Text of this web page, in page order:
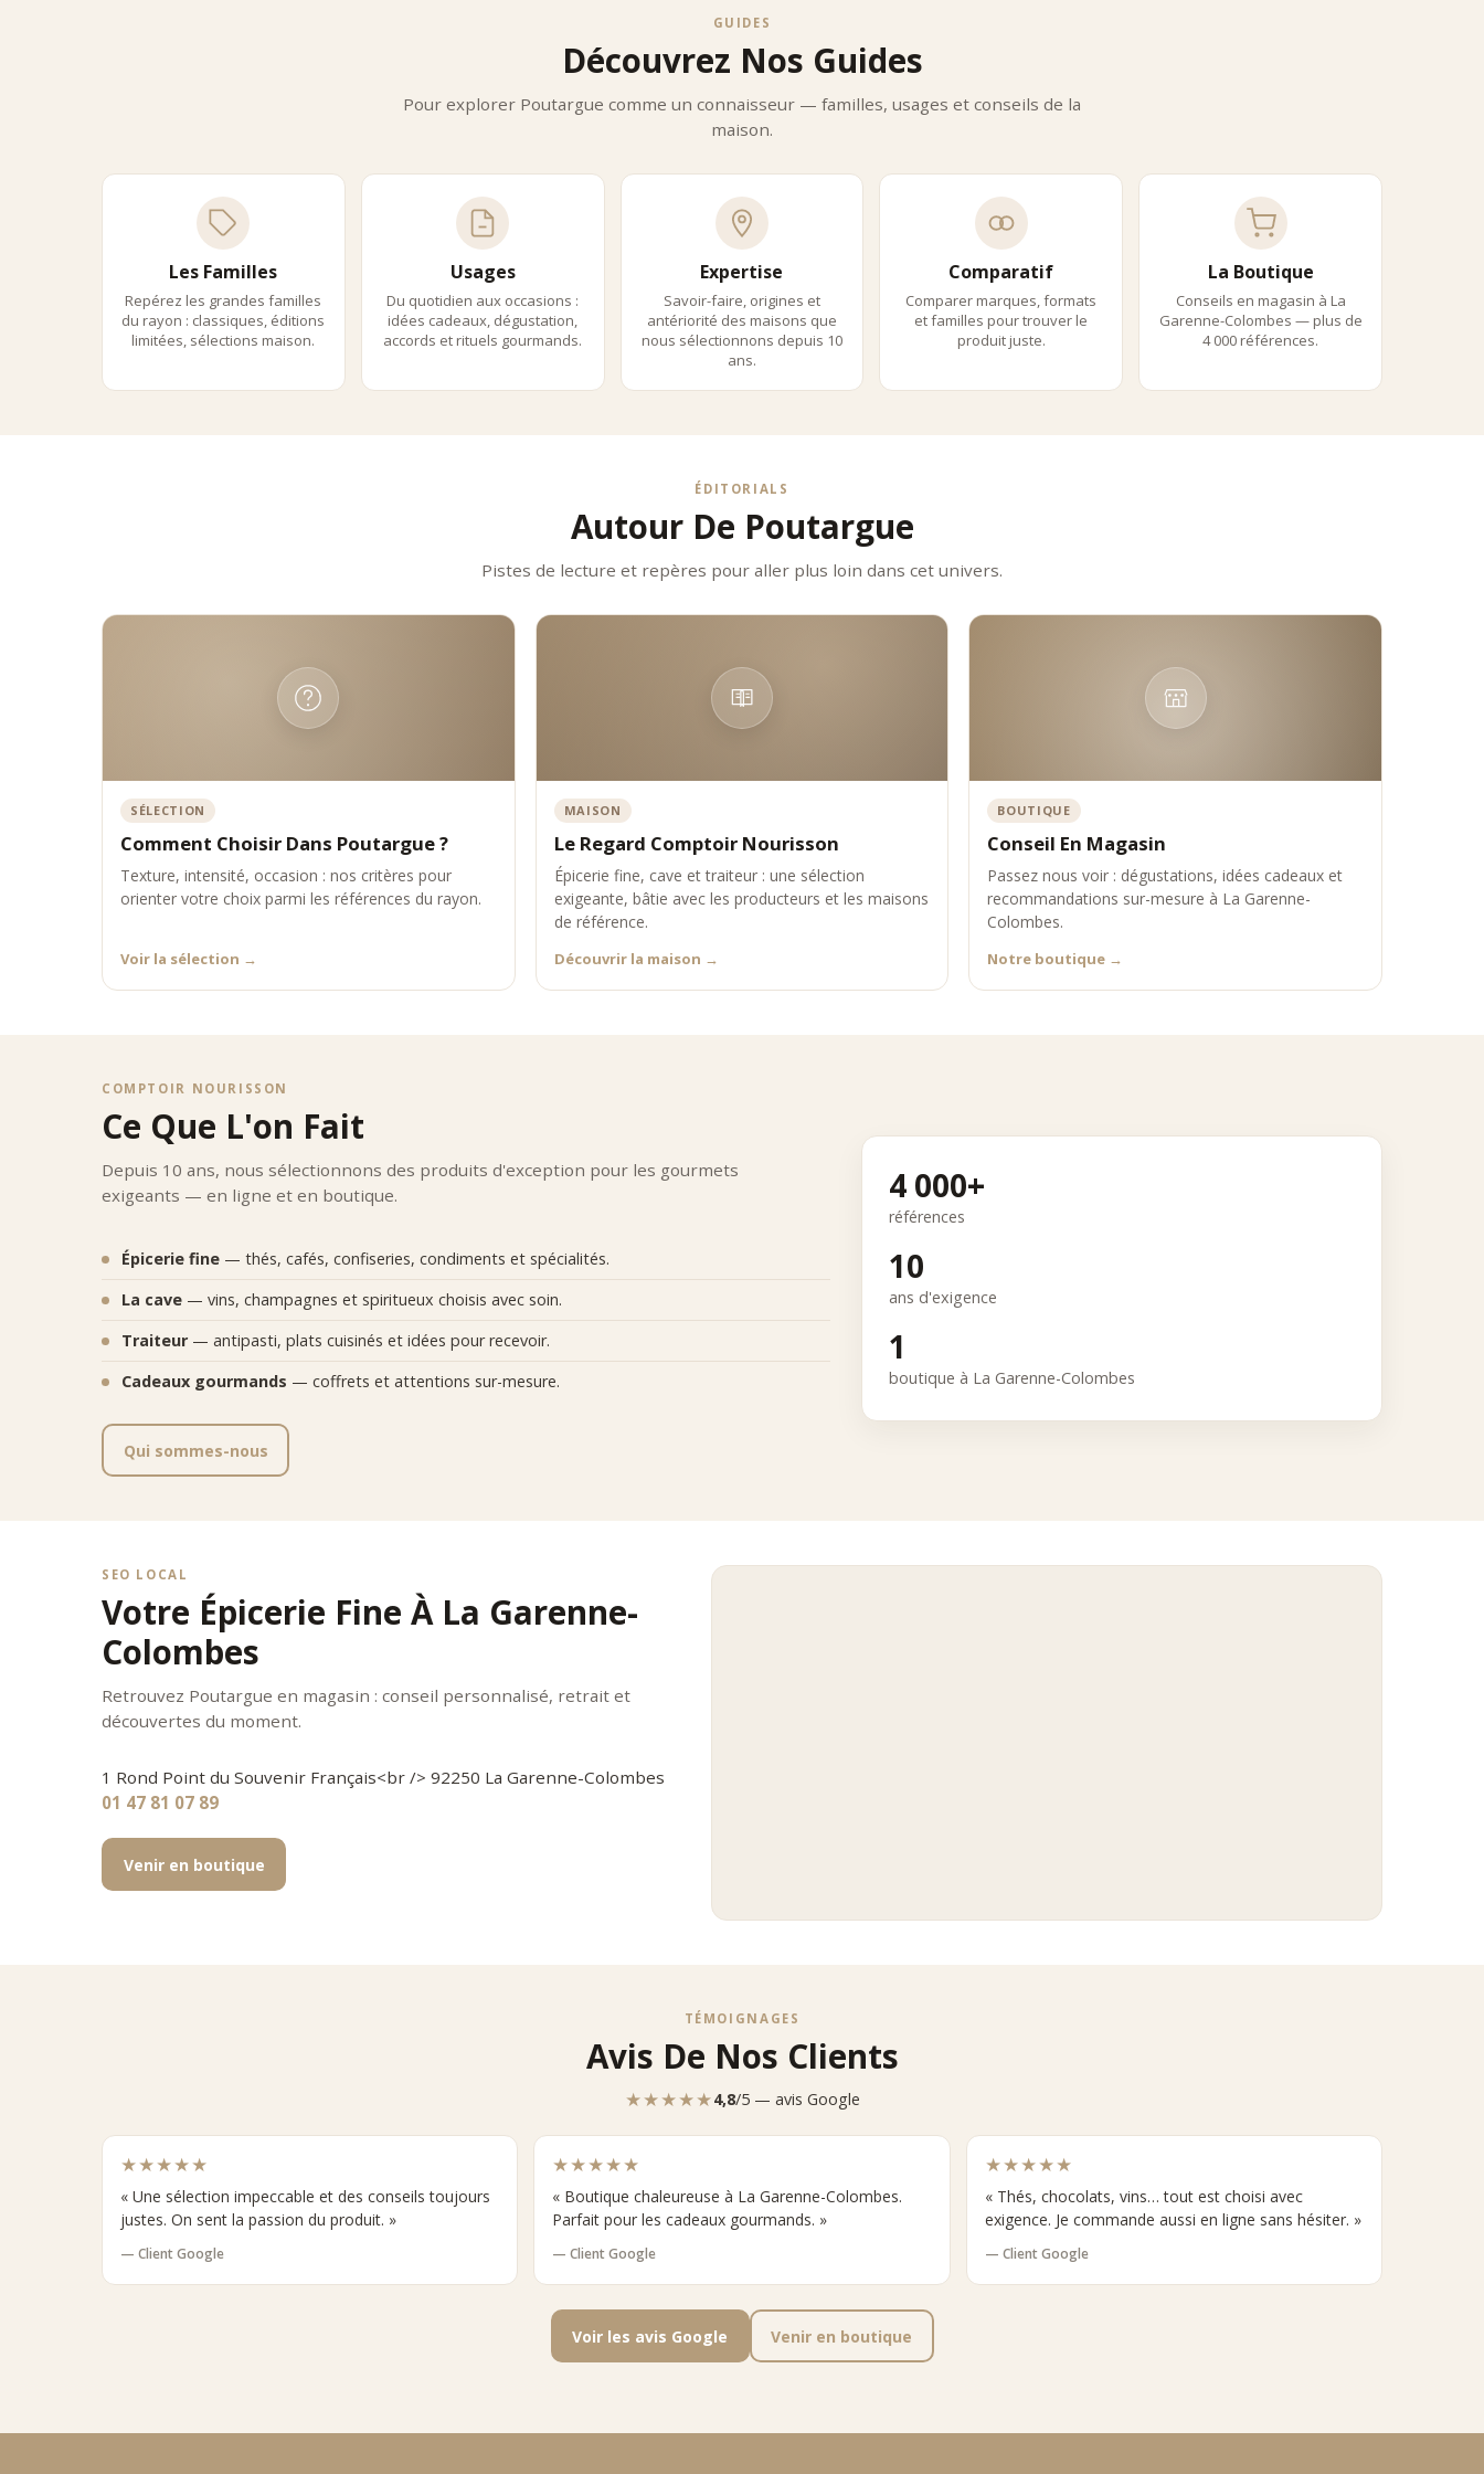
Comptoir Nourisson sélectionne la poutargue selon des critères identiques à ceux appliqués aux produits les plus prestigieux de l’épicerie
Notre exigence repose sur :
•Une origine clairement identifiée
•Une cohérence entre intensité, élégance et usage culinaire
Chaque poutargue référencée possède une identité gustative affirmée.
Comment Déguster La Poutargue Premium ?
• Des pâtes tièdes à l’huile d’olive
• Des œufs brouillés ou au plat
•Des pommes de terre vapeur
• Des toasts, blinis ou pain grillé
À une sélection rigoureuse de poutargues premium
À des maisons emblématiques et fiables
À une expérience d’achat premium et inspirante
durablement avec les plus grandes épiceries fines et maisons spécialisées.
GUIDES
Découvrez Nos Guides
Pour explorer Poutargue comme un connaisseur — familles, usages et conseils de la
maison.
Les Familles
Repérez les grandes familles
du rayon : classiques, éditions
limitées, sélections maison.
Usages
Du quotidien aux occasions :
idées cadeaux, dégustation,
accords et rituels gourmands.
Expertise
Savoir-faire, origines et
antériorité des maisons que
nous sélectionnons depuis 10
ans.
Comparatif
Comparer marques, formats
et familles pour trouver le
produit juste.
La Boutique
Conseils en magasin à La
Garenne-Colombes — plus de
4 000 références.
ÉDITORIALS
Autour De Poutargue
Pistes de lecture et repères pour aller plus loin dans cet univers.
SÉLECTION
Comment Choisir Dans Poutargue ?
Texture, intensité, occasion : nos critères pour
orienter votre choix parmi les références du rayon.
Voir la sélection →
MAISON
Le Regard Comptoir Nourisson
Épicerie fine, cave et traiteur : une sélection
exigeante, bâtie avec les producteurs et les maisons
de référence.
Découvrir la maison →
BOUTIQUE
Conseil En Magasin
Passez nous voir : dégustations, idées cadeaux et
recommandations sur-mesure à La Garenne-
Colombes.
Notre boutique →
COMPTOIR NOURISSON
Ce Que L'on Fait
Depuis 10 ans, nous sélectionnons des produits d'exception pour les gourmets
exigeants — en ligne et en boutique.
Épicerie fine — thés, cafés, confiseries, condiments et spécialités.
La cave — vins, champagnes et spiritueux choisis avec soin.
Traiteur — antipasti, plats cuisinés et idées pour recevoir.
Cadeaux gourmands — coffrets et attentions sur-mesure.
Qui sommes-nous
4 000+
références
10
ans d'exigence
1
boutique à La Garenne-Colombes
SEO LOCAL
Votre Épicerie Fine À La Garenne-
Colombes
Retrouvez Poutargue en magasin : conseil personnalisé, retrait et
découvertes du moment.
1 Rond Point du Souvenir Français<br /> 92250 La Garenne-Colombes
01 47 81 07 89
Venir en boutique
TÉMOIGNAGES
Avis De Nos Clients
★★★★★4,8/5 — avis Google
★★★★★
« Une sélection impeccable et des conseils toujours
justes. On sent la passion du produit. »
— Client Google
★★★★★
« Boutique chaleureuse à La Garenne-Colombes.
Parfait pour les cadeaux gourmands. »
— Client Google
★★★★★
« Thés, chocolats, vins… tout est choisi avec
exigence. Je commande aussi en ligne sans hésiter. »
— Client Google
Voir les avis Google Venir en boutique